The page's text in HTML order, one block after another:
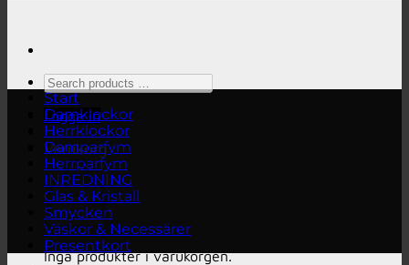
Search
products
…
Logga in
Varukorg
Inga produkter i varukorgen.
Start
Damklockor
Herrklockor
Damparfym
Herrparfym
INREDNING
Glas & Kristall
Smycken
Väskor & Necessärer
Presentkort